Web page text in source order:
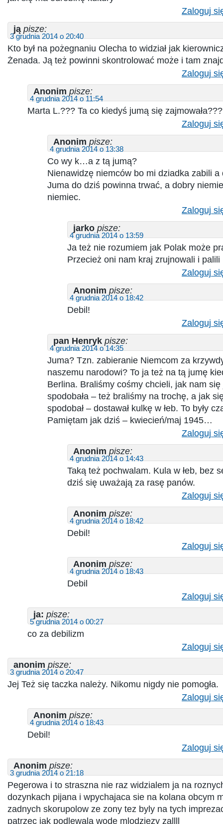
Zaloguj
ją pisze:
3 grudnia 2014 o 20:40
Kto był na pożegnaniu Olecha to widział jak
Żenada. Ją też powinni skontrolować może i tam
Zaloguj
Anonim pisze:
4 grudnia 2014 o 11:54
Marta L.??? Ta co kiedyś jumą się zajmowała???
Zaloguj
Anonim pisze:
4 grudnia 2014 o 13:38
Co wy k…a z tą jumą?
Nienawidzę niemców bo mi dziadka zabili a
Juma do dziś powinna trwać, a dobry
niemiec.
Zaloguj
jarko pisze:
4 grudnia 2014 o 13:59
Ja też nie rozumiem jak Polak może
Przecież oni nam kraj zrujnowali i
Zaloguj
Anonim pisze:
4 grudnia 2014 o 18:42
Debil!
Zaloguj
pan Henryk pisze:
4 grudnia 2014 o 14:35
Juma? Tzn. zabieranie Niemcom za
naszemu narodowi? To ja też na tą jumę
Berlina. Braliśmy cośmy chcieli, jak nam
spodobała – też braliśmy na trochę, a jak
spodobał – dostawał kulkę w łeb. To były
Pamiętam jak dziś – kwiecień/maj 1945…
Zaloguj
Anonim pisze:
4 grudnia 2014 o 14:43
Taką też pochwalam. Kula w łeb, bez
dziś się uważają za rasę panów.
Zaloguj
Anonim pisze:
4 grudnia 2014 o 18:42
Debil!
Zaloguj
Anonim pisze:
4 grudnia 2014 o 18:43
Debil
Zaloguj
ja: pisze:
5 grudnia 2014 o 00:27
co za debilizm
Zaloguj
anonim pisze:
3 grudnia 2014 o 20:47
Jej Też się taczka należy. Nikomu nigdy nie pomogła.
Zaloguj
Anonim pisze:
4 grudnia 2014 o 18:43
Debil!
Zaloguj
Anonim pisze:
3 grudnia 2014 o 21:18
Pegerowa i to straszna nie raz widzialem ja na
dozynkach pijana i wpychajaca sie na kolana obcym
zadnych skorupolow ze zony tez byly na tych
patrzec jak podlewala wode mlodziezy zallll